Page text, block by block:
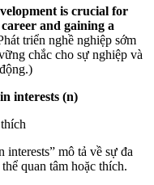
is crucial for
and gaining a
triển nghề nghiệp sớm
chắc cho sự nghiệp và
interests (n)
mô tả về sự đa
quan tâm hoặc thích.